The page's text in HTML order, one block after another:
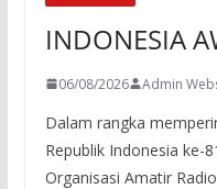
INDONESIA
06/08/2026 Admin
Dalam rangka
Republik Indonesia ke-
Organisasi Amatir